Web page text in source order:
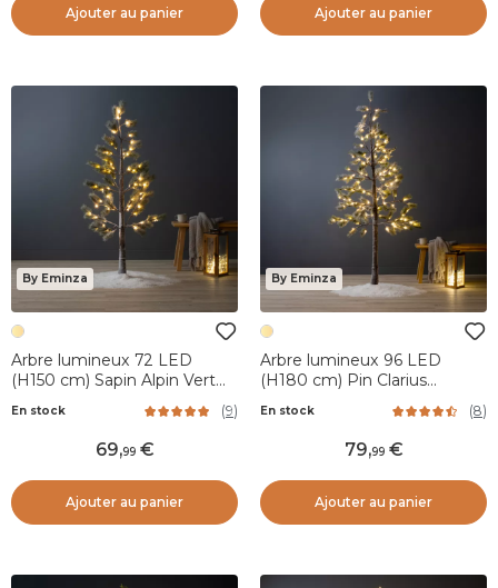
Ajouter au panier Ajouter au panier
By Eminza
Arbre lumineux 72 LED
(H150 cm) Sapin Alpin Vert
En stock (9)
69,99
Ajouter au panier
By Eminza
Arbre lumineux 96 LED
(H180 cm) Pin Clarius
En stock (8)
79,99
Ajouter au panier